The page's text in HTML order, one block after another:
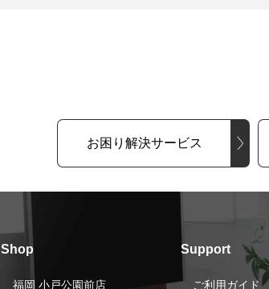
お困り解決サービス
Shop
福岡 小戸公園前店
Support
ご利用ガイド